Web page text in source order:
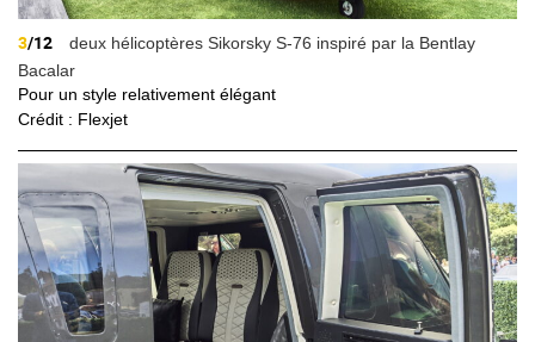
3/12
deux hélicoptères Sikorsky S-76 inspiré par la Bentlay
Bacalar
Pour un style relativement élégant
Crédit : Flexjet